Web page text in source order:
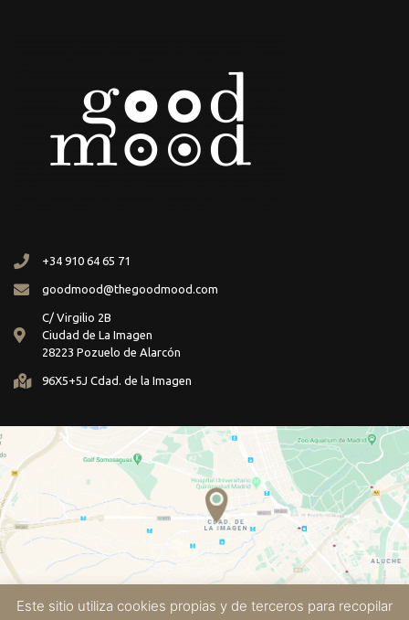
+34 910 64 65 71
goodmood@thegoodmood.com
C/ Virgilio 2B
Ciudad de La Imagen
28223 Pozuelo de Alarcón
96X5+5J Cdad. de la Imagen
Este sitio utiliza cookies propias y de terceros para recopilar